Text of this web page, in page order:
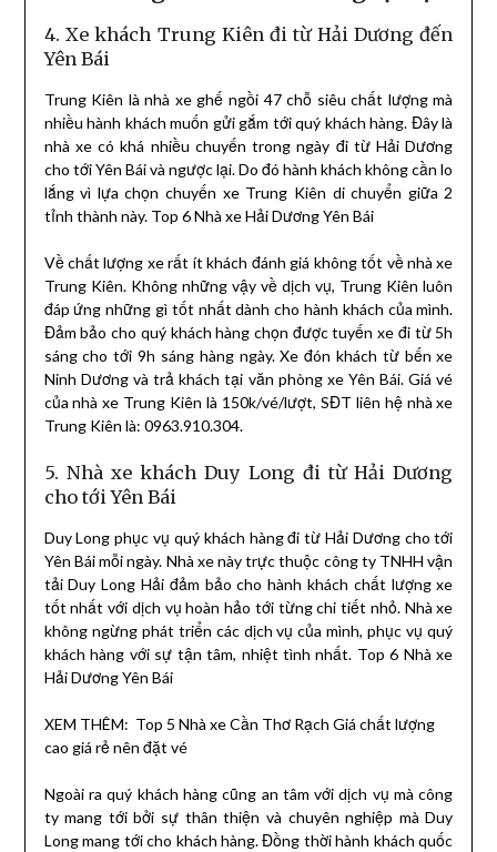
4. Xe khách Trung Kiên đi từ Hải Dương đến
Yên Bái
Trung Kiên là nhà xe ghế ngồi 47 chỗ siêu chất lượng mà
nhiều hành khách muốn gửi gắm tới quý khách hàng. Đây là
nhà xe có khá nhiều chuyến trong ngày đi từ Hải Dương
cho tới Yên Bái và ngược lại. Do đó hành khách không cần lo
lắng vì lựa chọn chuyến xe Trung Kiên di chuyển giữa 2
tỉnh thành này. Top 6 Nhà xe Hải Dương Yên Bái
Về chất lượng xe rất ít khách đánh giá không tốt về nhà xe
Trung Kiên. Không những vậy về dịch vụ, Trung Kiên luôn
đáp ứng những gì tốt nhất dành cho hành khách của mình.
Đảm bảo cho quý khách hàng chọn được tuyến xe đi từ 5h
sáng cho tới 9h sáng hàng ngày. Xe đón khách từ bến xe
Ninh Dương và trả khách tại văn phòng xe Yên Bái. Giá vé
của nhà xe Trung Kiên là 150k/vé/lượt, SĐT liên hệ nhà xe
Trung Kiên là: 0963.910.304.
5. Nhà xe khách Duy Long đi từ Hải Dương
cho tới Yên Bái
Duy Long phục vụ quý khách hàng đi từ Hải Dương cho tới
Yên Bái mỗi ngày. Nhà xe này trực thuộc công ty TNHH vận
tải Duy Long Hải đảm bảo cho hành khách chất lượng xe
tốt nhất với dịch vụ hoàn hảo tới từng chi tiết nhỏ. Nhà xe
không ngừng phát triển các dịch vụ của mình, phục vụ quý
khách hàng với sự tận tâm, nhiệt tình nhất. Top 6 Nhà xe
Hải Dương Yên Bái
XEM THÊM: Top 5 Nhà xe Cần Thơ Rạch Giá chất lượng
cao giá rẻ nên đặt vé
Ngoài ra quý khách hàng cũng an tâm với dịch vụ mà công
ty mang tới bởi sự thân thiện và chuyên nghiệp mà Duy
Long mang tới cho khách hàng. Đồng thời hành khách quốc